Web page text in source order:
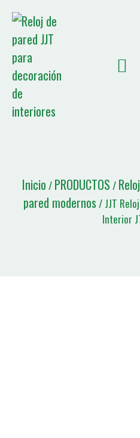
Inicio / PRODUCTOS /
pared modernos / JJT
Interior